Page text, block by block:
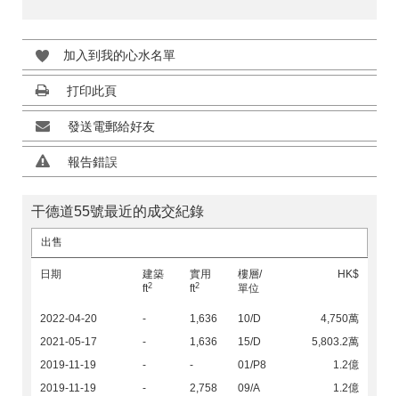
加入到我的心水名單
打印此頁
發送電郵給好友
報告錯誤
干德道55號最近的成交紀錄
出售
日期
建築
ft2
實用
ft2
樓層/
單位
HK$
2022-04-20 - 1,636 10/D
4,750萬
2021-05-17
- 1,636 15/D
5,803.2萬
2019-11-19
- - 01/P8
1.2億
2019-11-19
- 2,758 09/A 1.2億